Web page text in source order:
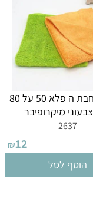
סחבה/סחבת ה פלא 50 על 80
מיקרופיבר
2637
₪12
הוסף לסל